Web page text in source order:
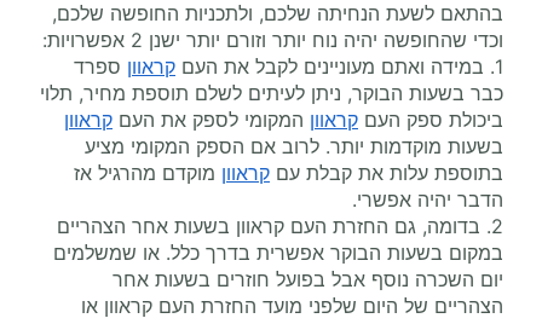
בהתאם לשעת הנחיתה שלכם, ולתכניות החופשה שלכם,
וכדי שהחופשה יהיה נוח יותר וזורם יותר ישנן 2 אפשרויות:
1. במידה ואתם מעוניינים לקבל את העם
קראוון ספרד
כבר בשעות הבוקר, ניתן לעיתים לשלם תוספת מחיר, תלוי
ביכולת ספק העם קראוון המקומי לספק את העם קראוון
בשעות מוקדמות יותר. לרוב אם הספק המקומי מציע
בתוספת עלות את קבלת עם קראוון מוקדם מהרגיל אז
הדבר יהיה אפשרי.
2. בדומה, גם החזרת העם קראוון בשעות אחר הצהריים
במקום בשעות הבוקר אפשרית בדרך כלל. או שמשלמים
יום השכרה נוסף אבל בפועל חוזרים בשעות אחר
הצהריים של היום שלפני מועד החזרת העם קראוון או